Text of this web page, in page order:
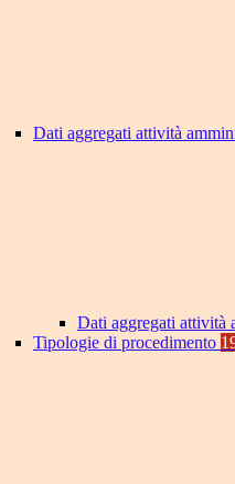
Dati aggregati attività
Dati aggregati attività
Tipologie di procedimento